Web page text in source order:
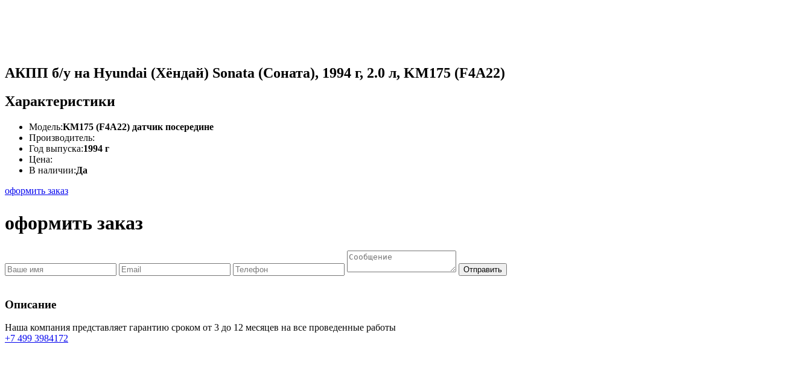
АКПП б/у на Hyundai (Хёндай) Sonata (Соната), 1994 г, 2.0 л, KM175 (F4A22)
Характеристики
Модель:KM175 (F4A22) датчик посередине
Производитель:
Год выпуска:1994 г
Цена:
В наличии:Да
оформить заказ
оформить заказ
Отправить
Описание
Наша компания представляет гарантию сроком от 3 до 12 месяцев на все проведенные работы
+7 499 3984172